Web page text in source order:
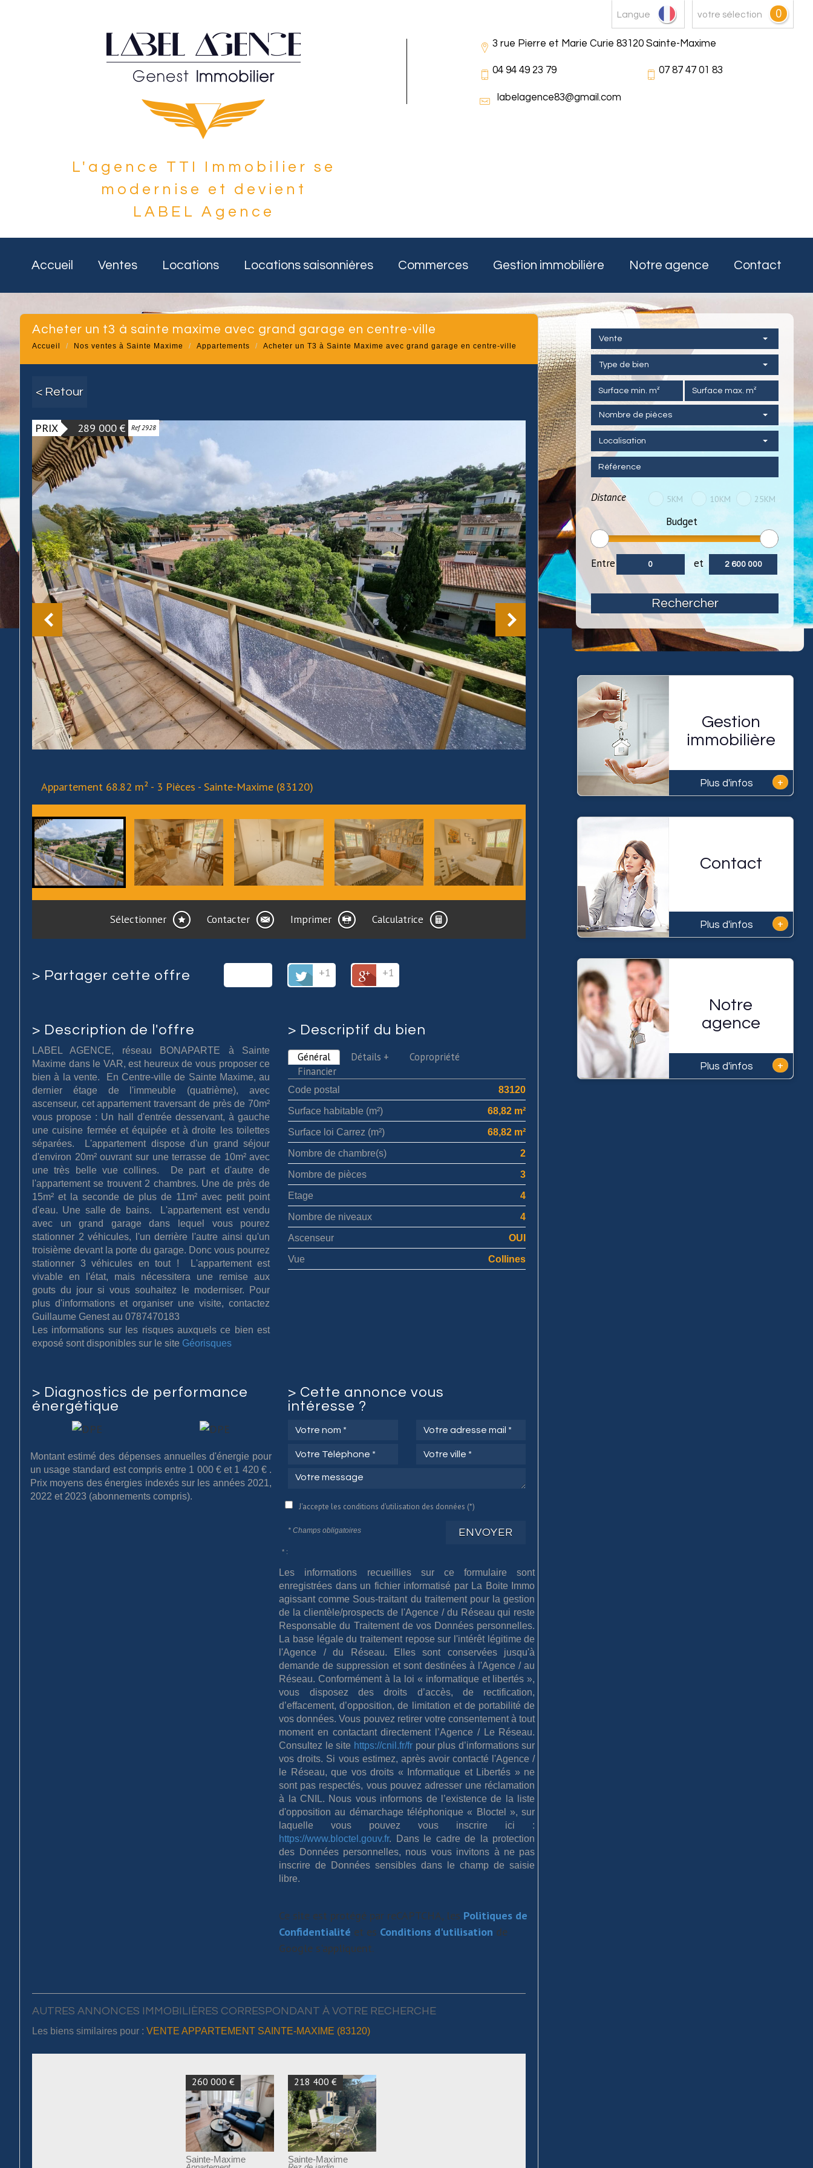
Langue votre sélection 0
L'agence TTI Immobilier se
modernise et devient
LABEL Agence
3 rue Pierre et Marie Curie 83120 Sainte-Maxime
04 94 49 23 79 07 87 47 01 83
labelagence83@gmail.com
Accueil Ventes Locations Locations saisonnières Commerces Gestion immobilière Notre agence Contact
Vente
Type de bien
Nombre de pièces
Localisation
Distance 5KM 10KM 25KM
Budget
Entre et
Rechercher
acheter un t3 à sainte maxime avec grand garage en centre-ville
Accueil Nos ventes à Sainte Maxime Appartements Acheter un T3 à Sainte Maxime avec grand garage en centre-ville
< Retour
Appartement 68.82 m² - 3 Pièces - Sainte-Maxime (83120)
PRIX 289 000 € Ref 2928
Sélectionner Contacter Imprimer Calculatrice
> Partager cette offre +1 +1
> Description de l'offre
LABEL AGENCE, réseau BONAPARTE à Sainte
Maxime dans le VAR, est heureux de vous proposer ce
bien à la vente. En Centre-ville de Sainte Maxime, au
dernier étage de l'immeuble (quatrième), avec
ascenseur, cet appartement traversant de près de 70m²
vous propose : Un hall d'entrée desservant, à gauche
une cuisine fermée et équipée et à droite les toilettes
séparées. L'appartement dispose d'un grand séjour
d'environ 20m² ouvrant sur une terrasse de 10m² avec
une très belle vue collines. De part et d'autre de
l'appartement se trouvent 2 chambres. Une de près de
15m² et la seconde de plus de 11m² avec petit point
d'eau. Une salle de bains. L'appartement est vendu
avec un grand garage dans lequel vous pourez
stationner 2 véhicules, l'un derrière l'autre ainsi qu'un
troisième devant la porte du garage. Donc vous pourrez
stationner 3 véhicules en tout ! L'appartement est
vivable en l'état, mais nécessitera une remise aux
gouts du jour si vous souhaitez le moderniser. Pour
plus d'informations et organiser une visite, contactez
Guillaume Genest au 0787470183
Les informations sur les risques auxquels ce bien est
exposé sont disponibles sur le site Géorisques
> Descriptif du bien
Général Détails +
Copropriété
Financier
Code postal
83120
Surface habitable (m²)
68,82 m²
Surface loi Carrez (m²)
68,82 m²
Nombre de chambre(s)
2
Nombre de pièces
3
Etage
4
Nombre de niveaux
4
Ascenseur
OUI
Vue
Collines
> Diagnostics de performance
énergétique
Montant estimé des dépenses annuelles d'énergie pour
un usage standard est compris entre 1 000 € et 1 420 € .
Prix moyens des énergies indexés sur les années 2021,
2022 et 2023 (abonnements compris).
> Cette annonce vous
intéresse ?
J'accepte les conditions d'utilisation des données (*)
* Champs obligatoires ENVOYER
* :
Les informations recueillies sur ce formulaire sont
enregistrées dans un fichier informatisé par La Boite Immo
agissant comme Sous-traitant du traitement pour la gestion
de la clientèle/prospects de l'Agence / du Réseau qui reste
Responsable du Traitement de vos Données personnelles.
La base légale du traitement repose sur l'intérêt légitime de
l'Agence / du Réseau. Elles sont conservées jusqu'à
demande de suppression et sont destinées à l'Agence / au
Réseau. Conformément à la loi « informatique et libertés »,
vous disposez des droits d’accès, de rectification,
d’effacement, d’opposition, de limitation et de portabilité de
vos données. Vous pouvez retirer votre consentement à tout
moment en contactant directement l’Agence / Le Réseau.
Consultez le site https://cnil.fr/frpour plus d’informations sur
vos droits. Si vous estimez, après avoir contacté l'Agence /
le Réseau, que vos droits « Informatique et Libertés » ne
sont pas respectés, vous pouvez adresser une réclamation
à la CNIL. Nous vous informons de l’existence de la liste
d'opposition au démarchage téléphonique « Bloctel », sur
laquelle vous pouvez vous inscrire ici :
https://www.bloctel.gouv.fr. Dans le cadre de la protection
des Données personnelles, nous vous invitons à ne pas
inscrire de Données sensibles dans le champ de saisie
libre.
Ce site est protégé par reCAPTCHA, les Politiques de
Confidentialité et es Conditions d'utilisation de
Google s'appliquent.
AUTRES ANNONCES IMMOBILIÈRES CORRESPONDANT À VOTRE RECHERCHE
Les biens similaires pour : VENTE APPARTEMENT SAINTE-MAXIME (83120)
260 000 €
Sainte-Maxime
218 400 €
Sainte-Maxime
Gestion
immobilière
Plus d'infos +
Contact
Plus d'infos +
Notre
agence
Plus d'infos +